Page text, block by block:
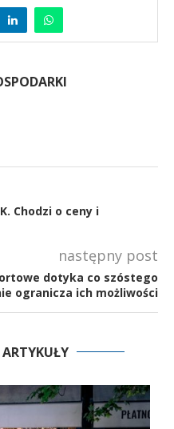
Chodzi o ceny i
następny post
dotyka co szóstego
ogranicza ich możliwości